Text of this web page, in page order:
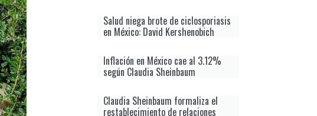
Salud niega brote de ciclosporiasis
en México: David Kershenobich
Inflación en México cae al 3.12%
según Claudia Sheinbaum
Claudia Sheinbaum formaliza el
restablecimiento de relaciones